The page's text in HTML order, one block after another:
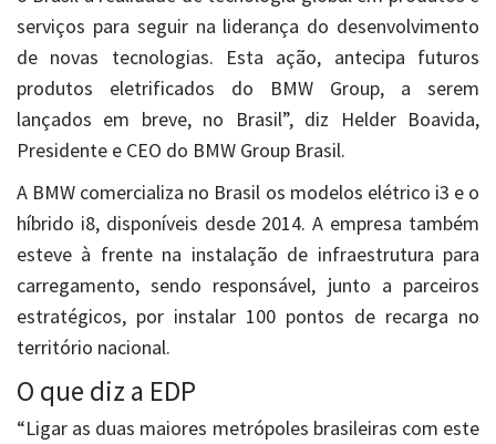
serviços para seguir na liderança do desenvolvimento
de novas tecnologias. Esta ação, antecipa futuros
produtos eletrificados do BMW Group, a serem
lançados em breve, no Brasil”, diz Helder Boavida,
Presidente e CEO do BMW Group Brasil.
A BMW comercializa no Brasil os modelos elétrico i3 e o
híbrido i8, disponíveis desde 2014. A empresa também
esteve à frente na instalação de infraestrutura para
carregamento, sendo responsável, junto a parceiros
estratégicos, por instalar 100 pontos de recarga no
território nacional.
O que diz a EDP
“Ligar as duas maiores metrópoles brasileiras com este